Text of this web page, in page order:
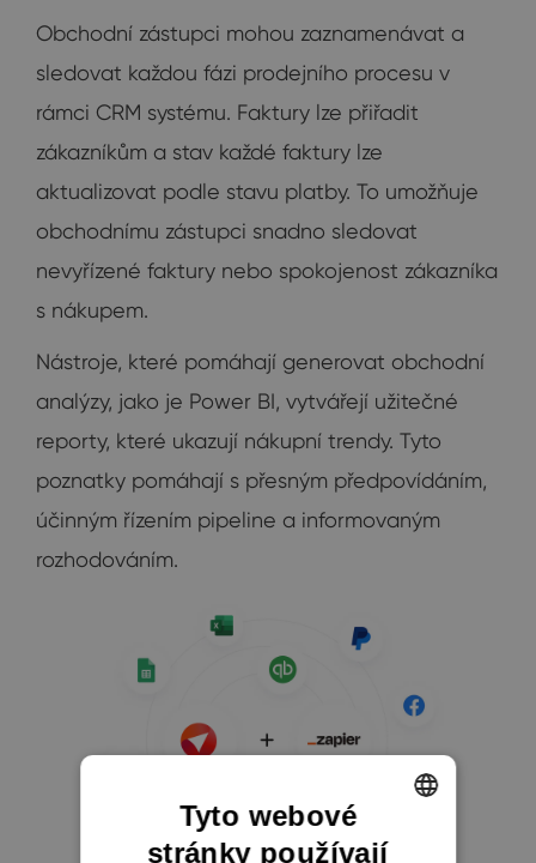
Obchodní zástupci mohou zaznamenávat a
sledovat každou fázi prodejního procesu v
rámci CRM systému. Faktury lze přiřadit
zákazníkům a stav každé faktury lze
aktualizovat podle stavu platby. To umožňuje
obchodnímu zástupci snadno sledovat
nevyřízené faktury nebo spokojenost zákazníka
s nákupem.
Nástroje, které pomáhají generovat obchodní
analýzy, jako je Power BI, vytvářejí užitečné
reporty, které ukazují nákupní trendy. Tyto
poznatky pomáhají s přesným předpovídáním,
účinným řízením pipeline a informovaným
rozhodováním.
ENGLISH
Tyto webové
stránky používají